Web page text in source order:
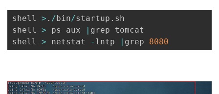
shell > . /bin/startup . sh
shell > ps aux | grep tomcat
shell > netstat - lntp | grep 8080